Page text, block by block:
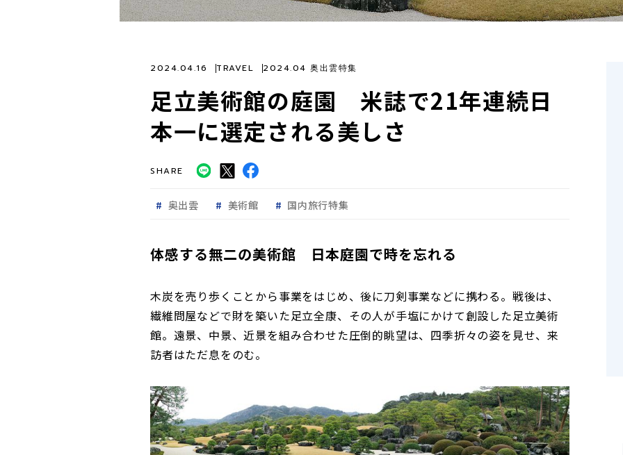
足立美術館の庭園 米誌で21年連続日
本一に選定される美しさ
2024.04.16 TRAVEL 2024.04 奥出雲特集
SHARE
奥出雲 美術館 国内旅行特集
体感する無二の美術館 日本庭園で時を忘れる
木炭を売り歩くことから事業をはじめ、後に刀剣事業などに携わる。戦後は、
繊維問屋などで財を築いた足立全康、その人が手塩にかけて創設した足立美術
館。遠景、中景、近景を組み合わせた圧倒的眺望は、四季折々の姿を見せ、来
訪者はただ息をのむ。